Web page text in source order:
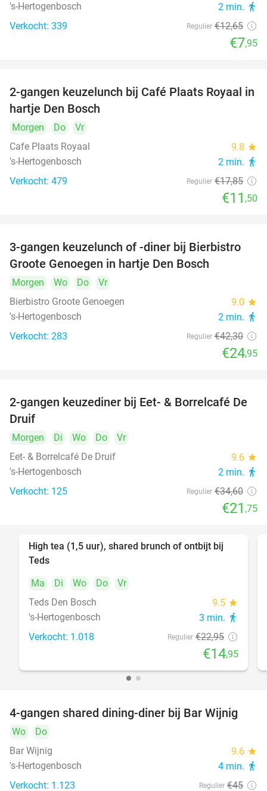
's-Hertogenbosch 2 min. directions_walk
Verkocht: 339 Regulier €12,65
€7,95
36%
2-gangen keuzelunch bij Café Plaats Royaal in
hartje Den Bosch
Morgen Do
Vr
Cafe Plaats Royaal
9.8 star
's-Hertogenbosch 2 min. directions_walk
Verkocht: 479 Regulier €17,85
€11 ,50
41%
3-gangen keuzelunch of -diner bij Bierbistro
Groote Genoegen in hartje Den Bosch
Morgen Wo Do
Vr
Bierbistro Groote Genoegen
9.0 star
's-Hertogenbosch 2 min. directions_walk
Verkocht: 283 Regulier €42,30
€24,95
37%
2-gangen keuzediner bij Eet- & Borrelcafé De
Druif
Morgen Di Wo Do
Vr
Eet- & Borrelcafé De Druif
9.6 star
's-Hertogenbosch 2 min. directions_walk
Verkocht: 125 Regulier €34,60
€21 ,75
35%
High tea (1,5 uur), shared brunch of ontbijt bij
Teds
Ma
Di Wo Do
Vr
Teds Den Bosch
9.5 star
's-Hertogenbosch 3 min. directions_walk
Verkocht: 1.018 Regulier €22,95
€14,95
45%
4-gangen shared dining-diner bij Bar Wijnig
Wo
Do
Bar Wijnig
9.6 star
's-Hertogenbosch 4 min. directions_walk
Verkocht: 1.123 Regulier €45